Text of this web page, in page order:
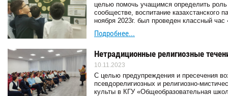
целью помочь учащимся определить
сообществе, воспитание казахстанского
ноября 2023г. был проведен классный
Подробнее...
Нетрадиционные религиозные
10.11.2023
С целью предупреждения и пресечения
псевдорелигиозных и религиозно-
культы в КГУ «Общеобразовательная